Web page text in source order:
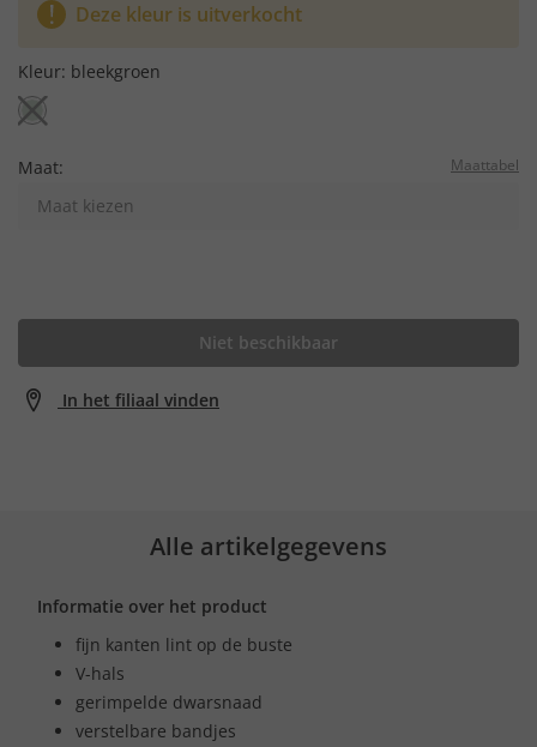
Deze kleur is uitverkocht
Kleur: bleekgroen
Maat: Maattabel
Maat kiezen
Niet beschikbaar
In het filiaal vinden
Alle artikelgegevens
Informatie over het product
fijn kanten lint op de buste
V-hals
gerimpelde dwarsnaad
verstelbare bandjes